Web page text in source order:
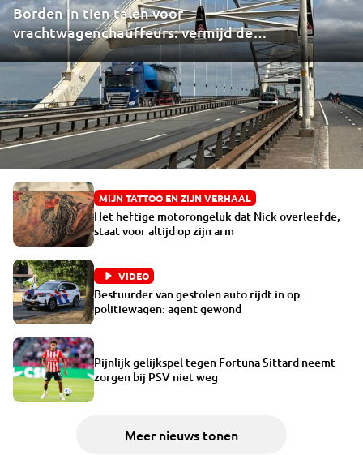
Borden in tien talen voor
vrachtwagenchauffeurs: vermijd de
Merwedebrug
MIJN TATTOO EN ZIJN VERHAAL
Het heftige motorongeluk dat Nick overleefde,
staat voor altijd op zijn arm
VIDEO
Bestuurder van gestolen auto rijdt in op
politiewagen: agent gewond
Pijnlijk gelijkspel tegen Fortuna Sittard neemt
zorgen bij PSV niet weg
Meer nieuws tonen